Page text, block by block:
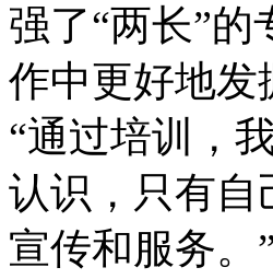
强了“两长”
作中更好地发
“通过培训，
认识，只有自
宣传和服务。